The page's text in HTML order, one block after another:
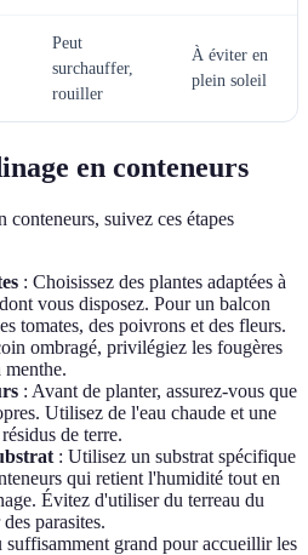
Peut
surchauffer,
rouiller
À éviter en
plein soleil
en conteneurs
suivez ces étapes
: Choisissez des plantes adaptées à
vous disposez. Pour un balcon
tomates, des poivrons et des fleurs.
ombragé, privilégiez les fougères
menthe.
: Avant de planter, assurez-vous que
Utilisez de l'eau chaude et une
de terre.
: Utilisez un substrat spécifique
qui retient l'humidité tout en
Évitez d'utiliser du terreau du
parasites.
suffisamment grand pour accueillir les